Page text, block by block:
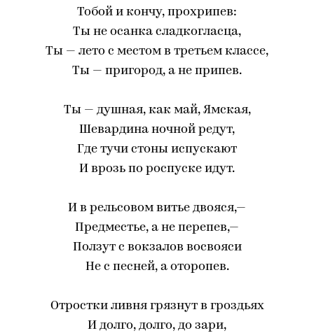
Тобой и кончу, прохрипев:
Ты не осанка сладкогласца,
Ты — лето с местом в третьем классе,
Ты — пригород, а не припев.
Ты — душная, как май, Ямская,
Шевардина ночной редут,
Где тучи стоны испускают
И врозь по роспуске идут.
И в рельсовом витье двояся,—
Предместье, а не перепев,—
Ползут с вокзалов восвояси
Не с песней, а оторопев.
Отростки ливня грязнут в гроздьях
И долго, долго, до зари,